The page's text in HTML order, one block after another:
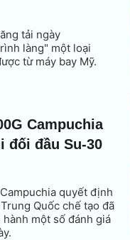
tải ngày
làng" một loại
từ máy bay Mỹ.
Campuchia
đối đầu Su-30
quyết định
Quốc chế tạo đã
một số đánh giá